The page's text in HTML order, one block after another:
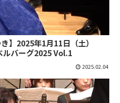
】2025年1月11日（土）
バーグ2025 Vol.1
2025.02.04